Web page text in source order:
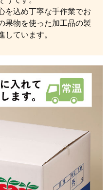
を込め丁寧な手作業でお
果物を使った加工品の製
しています。